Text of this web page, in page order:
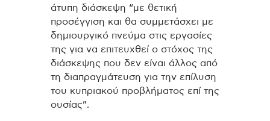
άτυπη διάσκεψη “με θετική
προσέγγιση και θα συμμετάσχει με
δημιουργικό πνεύμα στις εργασίες
της για να επιτευχθεί ο στόχος της
διάσκεψης που δεν είναι άλλος από
τη διαπραγμάτευση για την επίλυση
του κυπριακού προβλήματος επί της
ουσίας”.